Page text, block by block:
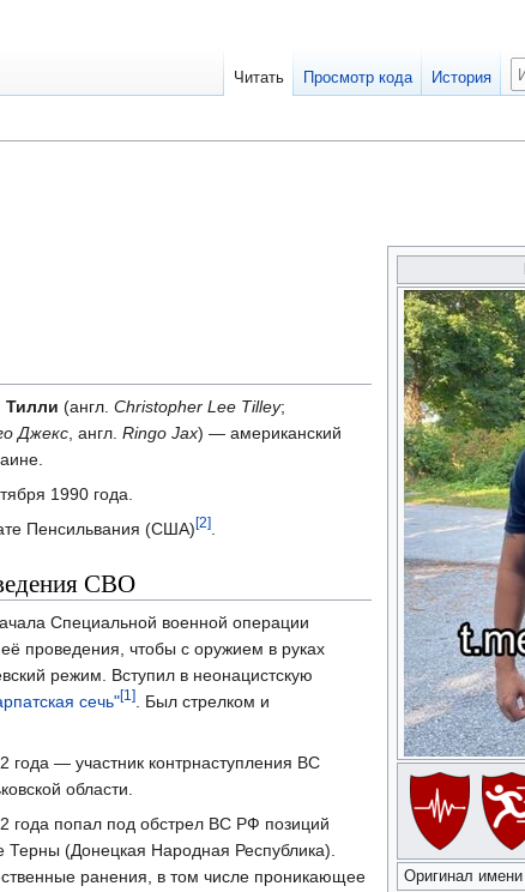
Оригинал имени
Тилли (англ. Christopher Lee Tilley;
Джекс, англ. Ringo Jax) — американский
1990 года.
Пенсильвания (США)[2].
СВО
Специальной военной операции
проведения, чтобы с оружием в руках
режим. Вступил в неонацистскую
сечь"[1]. Был стрелком и
года — участник контрнаступления ВС
области.
года попал под обстрел ВС РФ позиций
Терны (Донецкая Народная Республика).
ранения, в том числе проникающее
Читать Просмотр кода История